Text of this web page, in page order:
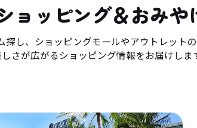
ョッピング＆おみや
探し、ショッピングモールやアウトレット
さが広がるショッピング情報をお届けしま